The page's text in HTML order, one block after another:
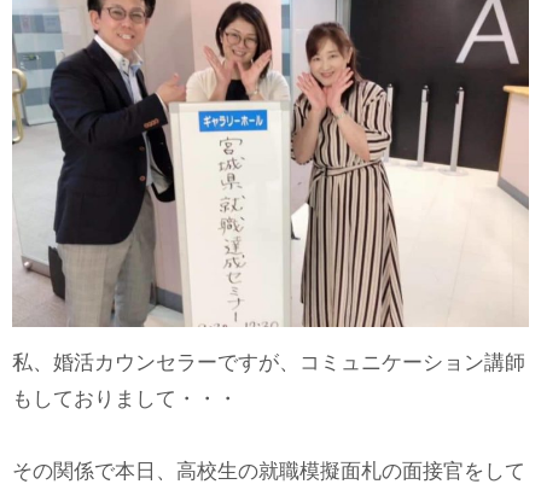
私、婚活カウンセラーですが、コミュニケーション講師
もしておりまして・・・
その関係で本日、高校生の就職模擬面札の面接官をして